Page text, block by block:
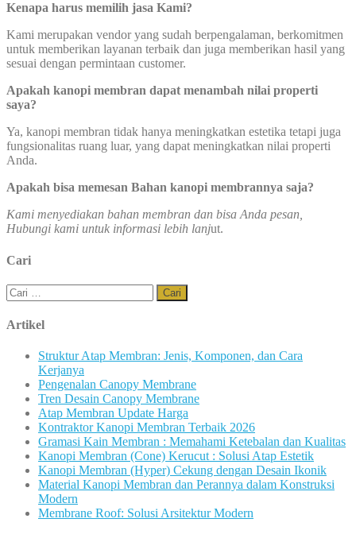
Kenapa harus memilih jasa Kami?
Kami merupakan vendor yang sudah berpengalaman, berkomitmen
untuk memberikan layanan terbaik dan juga memberikan hasil yang
sesuai dengan permintaan customer.
Apakah kanopi membran dapat menambah nilai properti
saya?
Ya, kanopi membran tidak hanya meningkatkan estetika tetapi juga
fungsionalitas ruang luar, yang dapat meningkatkan nilai properti
Anda.
Apakah bisa memesan Bahan kanopi membrannya saja?
Kami menyediakan bahan membran dan bisa Anda pesan,
Hubungi kami untuk informasi lebih lanjut.
Cari
Cari
untuk:
Artikel
Struktur Atap Membran: Jenis, Komponen, dan Cara
Kerjanya
Pengenalan Canopy Membrane
Tren Desain Canopy Membrane
Atap Membran Update Harga
Kontraktor Kanopi Membran Terbaik 2026
Gramasi Kain Membran : Memahami Ketebalan dan Kualitas
Kanopi Membran (Cone) Kerucut : Solusi Atap Estetik
Kanopi Membran (Hyper) Cekung dengan Desain Ikonik
Material Kanopi Membran dan Perannya dalam Konstruksi
Modern
Membrane Roof: Solusi Arsitektur Modern